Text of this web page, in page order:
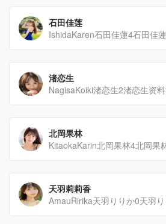
石田佳莲
渚恋生
北岡果林
天羽莉莉香